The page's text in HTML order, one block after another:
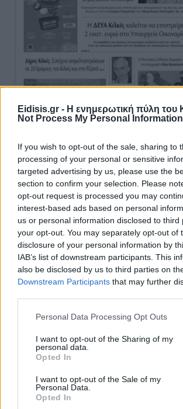
Eidisis.gr - Η ενημερωτική πύλη του
Not Process My Personal Information
If you wish to opt-out of the sale, sharing to
processing of your personal or sensitive
targeted advertising by us, please use the
section to confirm your selection. Please
opt-out request is processed you may
interest-based ads based on personal
us or personal information disclosed to third
your opt-out. You may separately opt-out of
disclosure of your personal information by
IAB’s list of downstream participants. This
also be disclosed by us to third parties on
Downstream Participants that may further
Personal Data Processing Opt Outs
I want to opt-out of the Sharing of my
personal data.
Opted In
I want to opt-out of the Sale of my
Personal Data.
Opted In
Ειδήσεις 5-8-2026
ΑΠΟΨΕΙΣ